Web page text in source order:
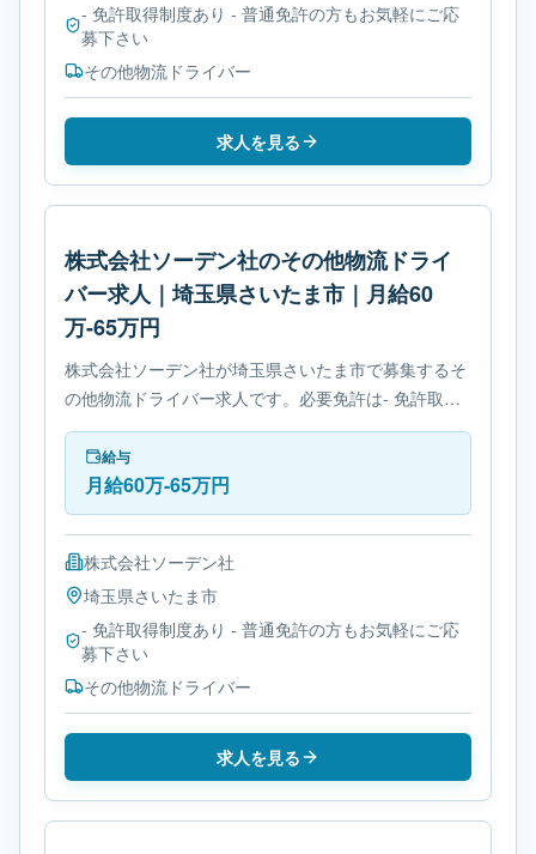
- 免許取得制度あり - 普通免許の方もお気軽にご応
募下さい
その他物流ドライバー
求人を見る
株式会社ソーデン社のその他物流ドライ
バー求人｜埼玉県さいたま市｜月給60
万-65万円
株式会社ソーデン社が埼玉県さいたま市で募集するそ
の他物流ドライバー求人です。必要免許は- 免許取得
制度ありです。
給与
月給60万-65万円
株式会社ソーデン社
埼玉県さいたま市
- 免許取得制度あり - 普通免許の方もお気軽にご応
募下さい
その他物流ドライバー
求人を見る